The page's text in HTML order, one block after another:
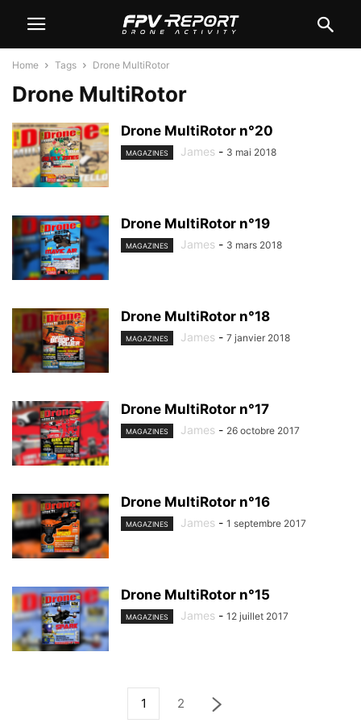
Home Tags Drone MultiRotor
Drone MultiRotor
Drone MultiRotor n°20
MAGAZINES James - 3 mai 2018
Drone MultiRotor n°19
MAGAZINES James - 3 mars 2018
Drone MultiRotor n°18
MAGAZINES James - 7 janvier 2018
Drone MultiRotor n°17
MAGAZINES James - 26 octobre 2017
Drone MultiRotor n°16
MAGAZINES James - 1 septembre 2017
Drone MultiRotor n°15
MAGAZINES James - 12 juillet 2017
1 2